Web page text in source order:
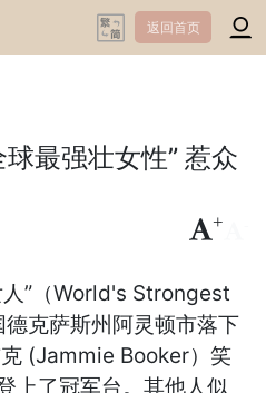
返回首页
最强壮女性” 惹众
+
”（World's Strongest
克萨斯州阿灵顿市落下
(Jammie Booker）笑
上了冠军台。其他人似